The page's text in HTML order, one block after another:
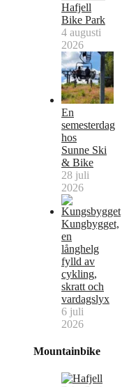
Hafjell
Bike Park
4 augusti
2026
En
semesterdag
hos
Sunne Ski
& Bike
28 juli
2026
Kungbygget,
en
långhelg
fylld av
cykling,
skratt och
vardagslyx
6 juli
2026
Mountainbike